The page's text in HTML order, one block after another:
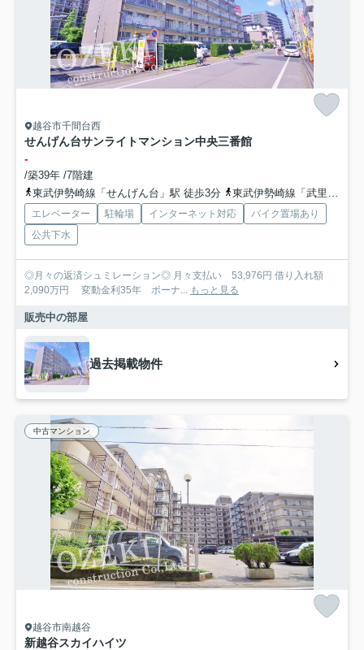
越谷市千間台西
せんげん台サンライトマンション中央三番館
-
/築39年 /7階建
東武伊勢崎線「せんげん台」駅 徒歩3分
東武伊勢崎線「武里」駅 徒歩22分
エレベーター 駐輪場 インターネット対応
バイク置場あり
公共下水
◎月々の返済シュミレーション◎ 月々支払い 53,976円 借り入れ額
2,090万円 変動金利35年 ボーナ...
もっと見る
販売中の部屋
過去掲載物件
中古マンション
越谷市南越谷
新越谷スカイハイツ